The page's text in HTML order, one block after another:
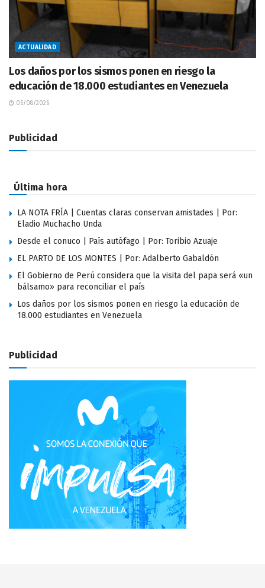
ACTUALIDAD
Los daños por los sismos ponen en riesgo la
educación de 18.000 estudiantes en Venezuela
05/08/2026
Publicidad
Última hora
LA NOTA FRÍA | Cuentas claras conservan amistades | Por:
Eladio Muchacho Unda
Desde el conuco | País autófago | Por: Toribio Azuaje
EL PARTO DE LOS MONTES | Por: Adalberto Gabaldón
El Gobierno de Perú considera que la visita del papa será «un
bálsamo» para reconciliar el país
Los daños por los sismos ponen en riesgo la educación de
18.000 estudiantes en Venezuela
Publicidad